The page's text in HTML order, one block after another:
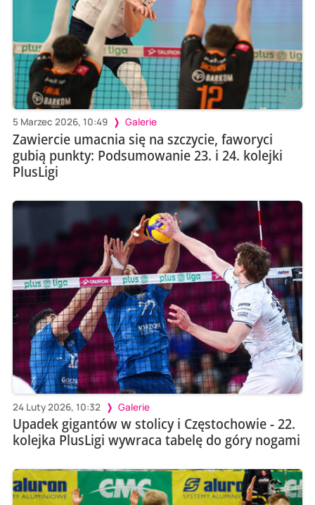
5 Marzec 2026, 10:49 Galerie
Zawiercie umacnia się na szczycie, faworyci
gubią punkty: Podsumowanie 23. i 24. kolejki
PlusLigi
24 Luty 2026, 10:32 Galerie
Upadek gigantów w stolicy i Częstochowie - 22.
kolejka PlusLigi wywraca tabelę do góry nogami